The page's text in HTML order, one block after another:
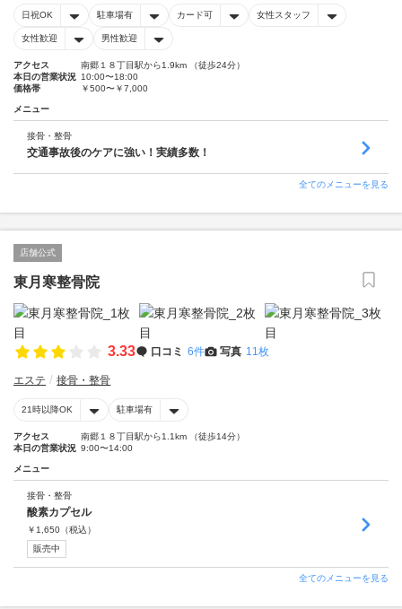
日祝OK 駐車場有 カード可 女性スタッフ
女性歓迎 男性歓迎
アクセス
南郷１８丁目駅から1.9km （徒歩24分）
本日の営業状況 10:00〜18:00
価格帯
￥500〜￥7,000
メニュー
接骨・整骨
交通事故後のケアに強い！実績多数！
全てのメニューを見る
店舗公式
東月寒整骨院
3.33 口コミ 6件 写真 11枚
エステ 接骨・整骨
21時以降OK 駐車場有
アクセス
南郷１８丁目駅から1.1km （徒歩14分）
本日の営業状況 9:00〜14:00
メニュー
接骨・整骨
酸素カプセル
￥ 1,650 （税込）
販売中
全てのメニューを見る